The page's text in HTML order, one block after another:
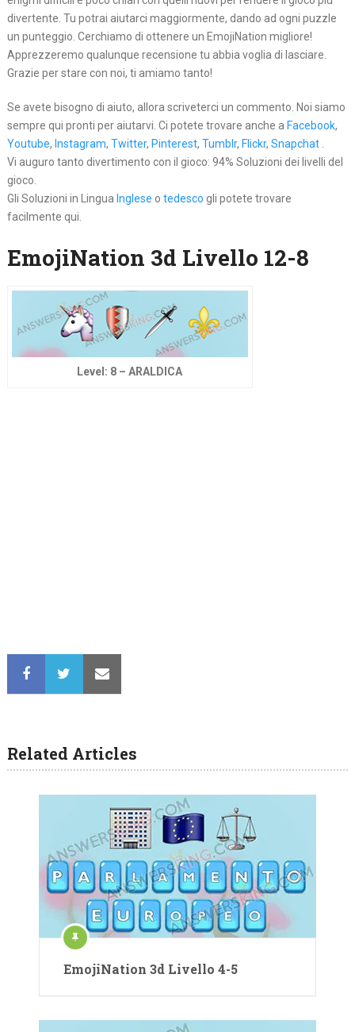
divertente. Tu potrai aiutarci maggiormente, dando ad ogni puzzle
un punteggio. Cerchiamo di ottenere un EmojiNation migliore!
Apprezzeremo qualunque recensione tu abbia voglia di lasciare.
Grazie per stare con noi, ti amiamo tanto!
Se avete bisogno di aiuto, allora scriveterci un commento. Noi siamo
sempre qui pronti per aiutarvi. Ci potete trovare anche a Facebook,
Youtube, Instagram, Twitter, Pinterest, Tumblr, Flickr, Snapchat.
Vi auguro tanto divertimento con il gioco: 94% Soluzioni dei livelli del
gioco.
Gli Soluzioni in Lingua Inglese o tedesco gli potete trovare
facilmente qui.
EmojiNation 3d Livello 12-8
Level: 8 – ARALDICA
Related Articles
EmojiNation 3d Livello 4-5